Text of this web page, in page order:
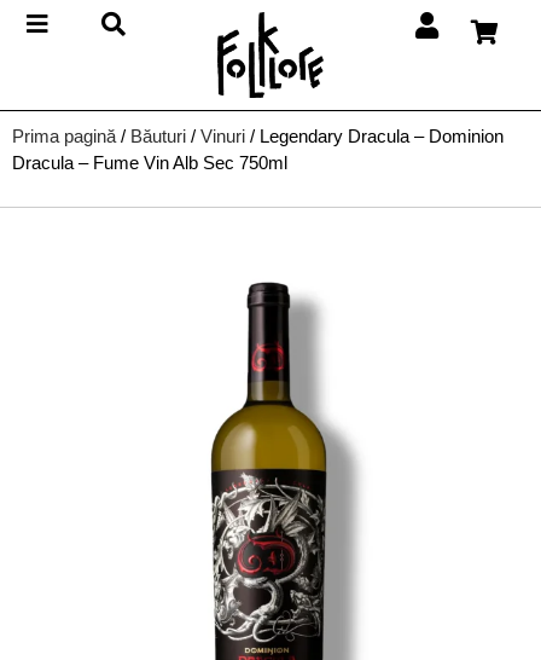
Prima pagină / Băuturi / Vinuri / Legendary Dracula – Dominion
Dracula – Fume Vin Alb Sec 750ml